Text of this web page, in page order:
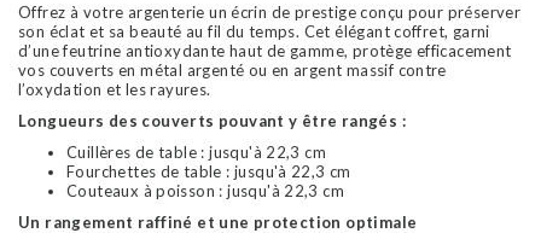
Offrez à votre argenterie un écrin de prestige conçu pour préserver
son éclat et sa beauté au fil du temps. Cet élégant coffret, garni
d’une feutrine antioxydante haut de gamme, protège efficacement
vos couverts en métal argenté ou en argent massif contre
l’oxydation et les rayures.
Longueurs des couverts pouvant y être rangés :
Cuillères de table : jusqu'à 22,3 cm
Fourchettes de table : jusqu'à 22,3 cm
Couteaux à poisson : jusqu'à 22,3 cm
Un rangement raffiné et une protection optimale